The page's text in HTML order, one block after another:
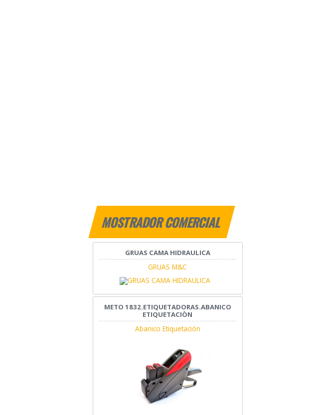
MOSTRADOR COMERCIAL
GRUAS CAMA HIDRAULICA
GRUAS M&C
METO 1832.ETIQUETADORAS.ABANICO
ETIQUETACIÒN
Abanico Etiquetación